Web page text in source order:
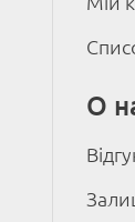
О